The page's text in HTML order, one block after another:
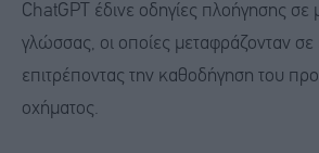
ChatGPT έδινε οδηγίες πλοήγησης σε
γλώσσας, οι οποίες μεταφράζονταν σε
επιτρέποντας την καθοδήγηση του
οχήματος.